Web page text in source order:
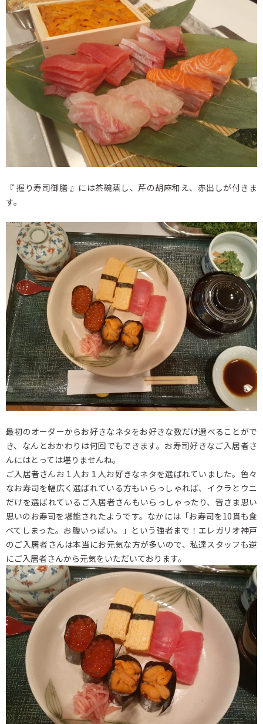
『 握り寿司御膳 』には茶碗蒸し、芹の胡麻和え、赤出しが付きま
す。
最初のオーダーからお好きなネタをお好きな数だけ選べることがで
き、なんとおかわりは何回でもできます。お寿司好きなご入居者さ
んにはとっては堪りませんね。
ご入居者さんお１人お１人お好きなネタを選ばれていました。色々
なお寿司を幅広く選ばれている方もいらっしゃれば、イクラとウニ
だけを選ばれているご入居者さんもいらっしゃったり、皆さま思い
思いのお寿司を堪能されたようです。なかには「お寿司を10貫も食
べてしまった。お腹いっぱい。」という強者まで！エレガリオ神戸
のご入居者さんは本当にお元気な方が多いので、私達スタッフも逆
にご入居者さんから元気をいただいております。